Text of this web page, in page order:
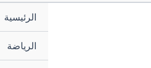
الرئيسية
الرياضة